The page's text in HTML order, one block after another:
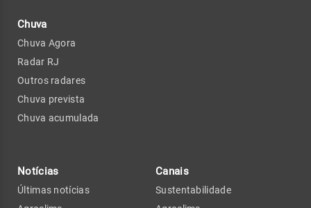
Chuva
Chuva Agora
Radar RJ
Outros radares
Chuva prevista
Chuva acumulada
Notícias
Últimas notícias
Canais
Sustentabilidade